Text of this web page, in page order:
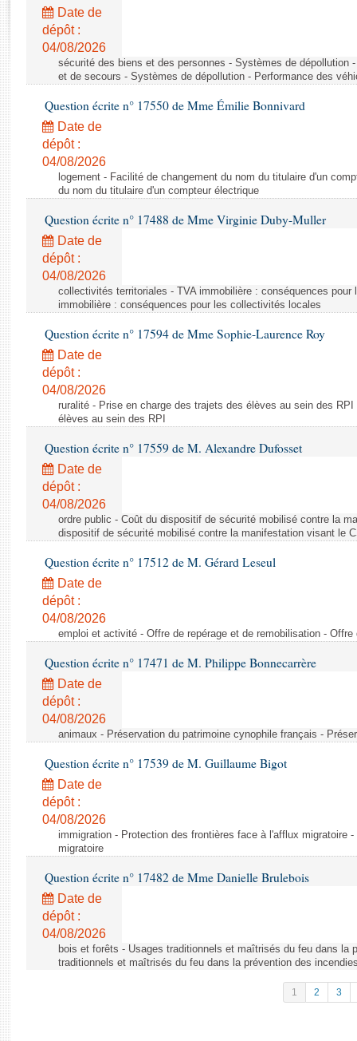
Rapports législatifs
Rapports sur l'application des lois
Baromètre de l’application des lois
Dossiers législatifs
Budget et sécurité sociale
Questions écrites et orales
Comptes rendus des débats
Date de
dépôt :
04/08/2026
sécurité des biens et des personnes - Systèmes de dépollution
et de secours - Systèmes de dépollution - Performance des
Question écrite n° 17550 de Mme Émilie Bonnivard
Date de
dépôt :
04/08/2026
logement - Facilité de changement du nom du titulaire d'un
du nom du titulaire d'un compteur électrique
Question écrite n° 17488 de Mme Virginie Duby-Muller
Date de
dépôt :
04/08/2026
collectivités territoriales - TVA immobilière : conséquences
immobilière : conséquences pour les collectivités locales
Question écrite n° 17594 de Mme Sophie-Laurence Roy
Date de
dépôt :
04/08/2026
ruralité - Prise en charge des trajets des élèves au sein des
élèves au sein des RPI
Question écrite n° 17559 de M. Alexandre Dufosset
Date de
dépôt :
04/08/2026
ordre public - Coût du dispositif de sécurité mobilisé contre la
dispositif de sécurité mobilisé contre la manifestation visant le
Question écrite n° 17512 de M. Gérard Leseul
Date de
dépôt :
04/08/2026
emploi et activité - Offre de repérage et de remobilisation -
Question écrite n° 17471 de M. Philippe Bonnecarrère
Date de
dépôt :
04/08/2026
animaux - Préservation du patrimoine cynophile français -
Question écrite n° 17539 de M. Guillaume Bigot
Date de
dépôt :
04/08/2026
immigration - Protection des frontières face à l'afflux migratoire
migratoire
Question écrite n° 17482 de Mme Danielle Brulebois
Date de
dépôt :
04/08/2026
bois et forêts - Usages traditionnels et maîtrisés du feu dans la
traditionnels et maîtrisés du feu dans la prévention des
1 2 3